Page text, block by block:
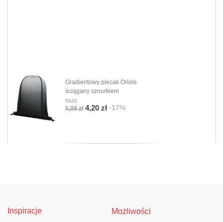
Gradientowy plecak Oriole
ściągany sznurkiem
nuo
5,08 zł 4,20 zł -17%
Inspiracje Możliwości